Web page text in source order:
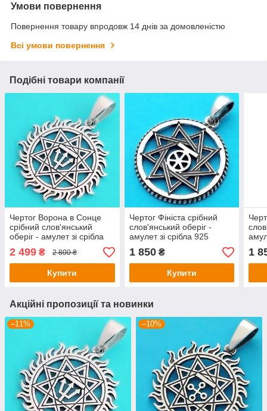
Умови повернення
Повернення товару впродовж 14 днів за домовленістю
Всі умови повернення
Подібні товари компанії
Чертог Ворона в Сонце
срібний слов'янський
оберіг - амулет зі срібла
925 проби (⌀30 мм, 7 г)
2 499 ₴ 2 800 ₴
Купити
Чертог Фініста срібний
слов'янський оберіг -
амулет зі срібла 925
проби (⌀25 мм, 4.7 г)
1 850₴
Купити
1
Акційні пропозиції та новинки
–11% –10%